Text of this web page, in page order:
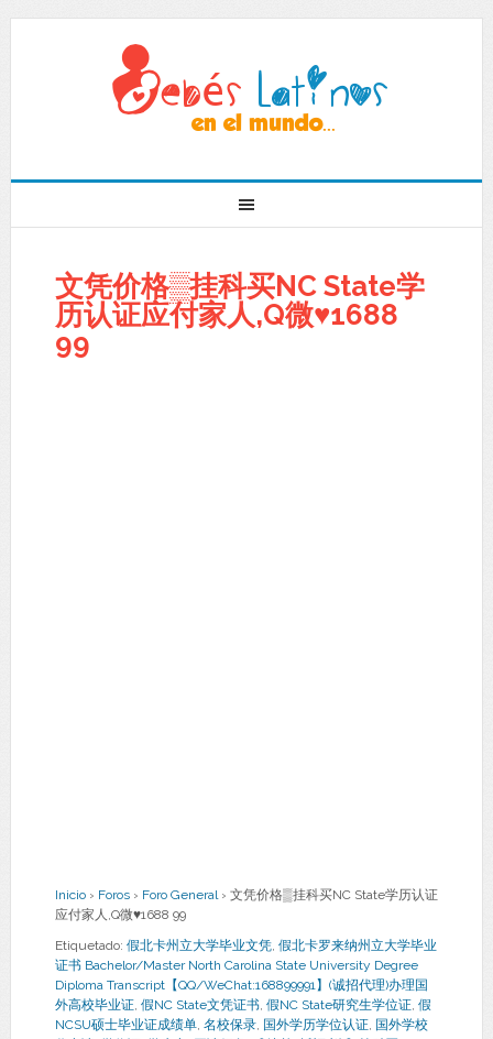
文凭价格▒挂科买NC State学
历认证应付家人,Q微♥1688
99
Inicio › Foros › Foro General › 文凭价格▒挂科买NC State学历认证
应付家人,Q微♥1688 99
Etiquetado: 假北卡州立大学毕业文凭, 假北卡罗来纳州立大学毕业
证书 Bachelor/Master North Carolina State University Degree
Diploma Transcript【QQ/WeChat:168899991】(诚招代理)办理国
外高校毕业证, 假NC State文凭证书, 假NC State研究生学位证, 假
NCSU硕士毕业证成绩单, 名校保录, 国外学历学位认证, 国外学校